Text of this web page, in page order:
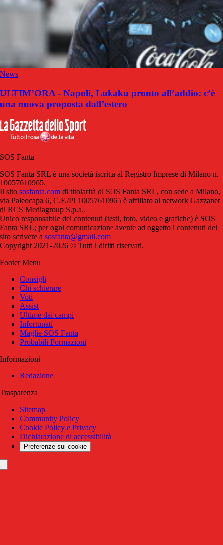
News
ULTIM’ORA - Napoli, Lukaku pronto all’addio: c’è
una nuova proposta dall’estero
SOS Fanta
SOS Fanta SRL è una società iscritta al Registro Imprese di Milano n.
10057610965.
Il sito sosfanta.com di titolarità di SOS Fanta SRL, con sede a Milano,
via Paleocapa 6, C.F./PI 10057610965 è affiliato al network Gazzanet
di RCS Mediagroup S.p.a..
Unico responsabile dei contenuti (testi, foto, video e grafiche) è SOS
Fanta SRL; per ogni comunicazione avente ad oggetto i contenuti del
sito scrivere a sosfanta@gmail.com
Copyright 2021-2026 © Tutti i diritti riservati.
Footer Menu
Consigli
Chi schierare
Voti
Assist
Ultime dai campi
Infortunati
Maglie SOS Fanta
Probabili Formazioni
Informazioni
Redazione
Trasparenza
Sitemap
Community Policy
Cookie Policy e Privacy
Dichiarazione di accessibilità
Preferenze sui cookie